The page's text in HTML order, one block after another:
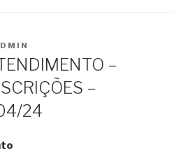
–
–
24